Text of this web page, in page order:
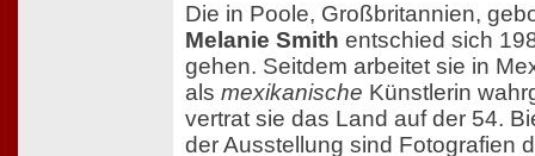
Die in Poole, Großbritannien,
Melanie Smith entschied sich
gehen. Seitdem arbeitet sie in
als mexikanische Künstlerin
vertrat sie das Land auf der 54.
der Ausstellung sind Fotografien